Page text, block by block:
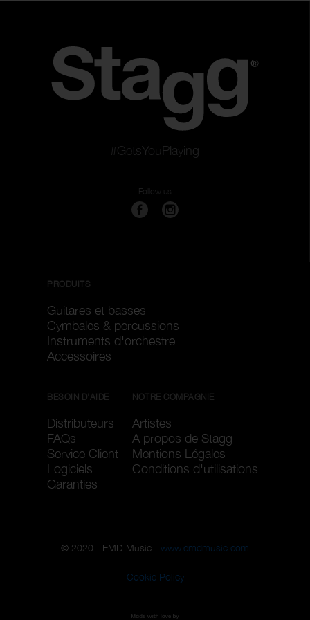
Couleur
Appliquer les filtres
#GetsYouPlaying
Follow us
PRODUITS
Guitares et basses
Cymbales & percussions
Instruments d'orchestre
Accessoires
BESOIN D'AIDE
Distributeurs
FAQs
Service Client
Logiciels
Garanties
NOTRE COMPAGNIE
Artistes
A propos de Stagg
Mentions Légales
Conditions d'utilisations
© 2020 - EMD Music - www.emdmusic.com
Cookie Policy